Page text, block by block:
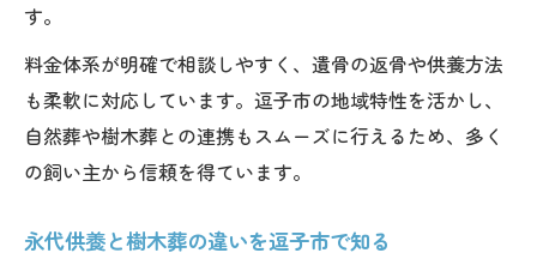
す。
料金体系が明確で相談しやすく、遺骨の返骨や供養方法
も柔軟に対応しています。逗子市の地域特性を活かし、
自然葬や樹木葬との連携もスムーズに行えるため、多く
の飼い主から信頼を得ています。
永代供養と樹木葬の違いを逗子市で知る